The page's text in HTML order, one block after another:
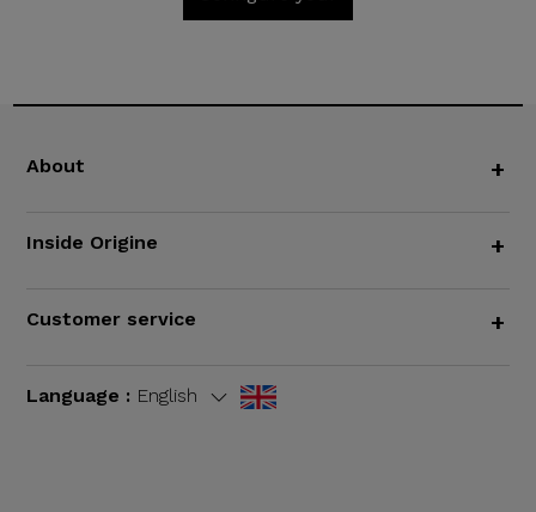
About +
Inside Origine +
Customer service +
Language : English